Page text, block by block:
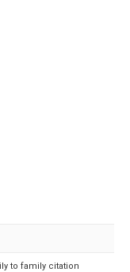
to family citation